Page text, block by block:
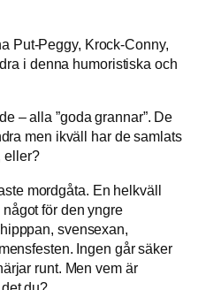
Put-Peggy, Krock-Conny,
i denna humoristiska och
– alla ”goda grannar”. De
men ikväll har de samlats
eller?
mordgåta. En helkväll
för den yngre
svensexan,
Ingen går säker
runt. Men vem är